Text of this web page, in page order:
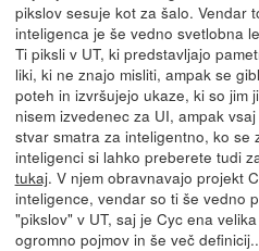
pikslov sesuje kot za šalo. Vendar
inteligenca je še vedno svetlobna
Ti piksli v UT, ki predstavljajo
liki, ki ne znajo misliti, ampak se
poteh in izvršujejo ukaze, ki so jim
nisem izvedenec za UI, ampak
stvar smatra za inteligentno, ko se
inteligenci si lahko preberete tudi
tukaj. V njem obravnavajo projekt
inteligence, vendar so ti še vedno
"pikslov" v UT, saj je Cyc ena
ogromno pojmov in še več